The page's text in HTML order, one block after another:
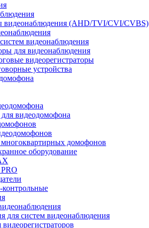
видеонаблюдения (AHD/TVI/CVI/CVBS)
видеонаблюдения
для видеонаблюдения
видеорегистраторы
устройства
видеодомофона
домофонов
оборудование
для систем видеонаблюдения